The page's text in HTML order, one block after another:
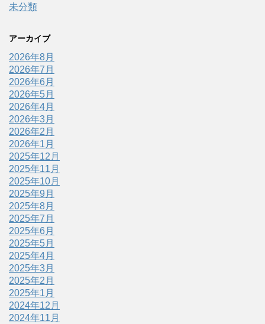
未分類
アーカイブ
2026年8月
2026年7月
2026年6月
2026年5月
2026年4月
2026年3月
2026年2月
2026年1月
2025年12月
2025年11月
2025年10月
2025年9月
2025年8月
2025年7月
2025年6月
2025年5月
2025年4月
2025年3月
2025年2月
2025年1月
2024年12月
2024年11月